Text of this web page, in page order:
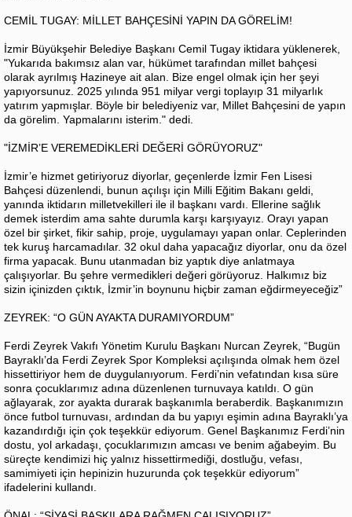
CEMİL TUGAY: MİLLET BAHÇESİNİ YAPIN DA GÖRELİM!
İzmir Büyükşehir Belediye Başkanı Cemil Tugay iktidara yüklenerek,
"Yukarıda bakımsız alan var, hükümet tarafından millet bahçesi
olarak ayrılmış Hazineye ait alan. Bize engel olmak için her şeyi
yapıyorsunuz. 2025 yılında 951 milyar vergi toplayıp 31 milyarlık
yatırım yapmışlar. Böyle bir belediyeniz var, Millet Bahçesini de yapın
da görelim. Yapmalarını isterim." dedi.
"İZMİR’E VEREMEDİKLERİ DEĞERİ GÖRÜYORUZ"
İzmir’e hizmet getiriyoruz diyorlar, geçenlerde İzmir Fen Lisesi
Bahçesi düzenlendi, bunun açılışı için Milli Eğitim Bakanı geldi,
yanında iktidarın milletvekilleri ile il başkanı vardı. Ellerine sağlık
demek isterdim ama sahte durumla karşı karşıyayız. Orayı yapan
özel bir şirket, fikir sahip, proje, uygulamayı yapan onlar. Ceplerinden
tek kuruş harcamadılar. 32 okul daha yapacağız diyorlar, onu da özel
firma yapacak. Bunu utanmadan biz yaptık diye anlatmaya
çalışıyorlar. Bu şehre vermedikleri değeri görüyoruz. Halkımız biz
sizin içinizden çıktık, İzmir’in boynunu hiçbir zaman eğdirmeyeceğiz”
ZEYREK: “O GÜN AYAKTA DURAMIYORDUM”
Ferdi Zeyrek Vakıfı Yönetim Kurulu Başkanı Nurcan Zeyrek, “Bugün
Bayraklı’da Ferdi Zeyrek Spor Kompleksi açılışında olmak hem özel
hissettiriyor hem de duygulanıyorum. Ferdi’nin vefatından kısa süre
sonra çocuklarımız adına düzenlenen turnuvaya katıldı. O gün
ağlayarak, zor ayakta durarak başkanımla beraberdik. Başkanımızın
önce futbol turnuvası, ardından da bu yapıyı eşimin adına Bayraklı’ya
kazandırdığı için çok teşekkür ediyorum. Genel Başkanımız Ferdi’nin
dostu, yol arkadaşı, çocuklarımızın amcası ve benim ağabeyim. Bu
süreçte kendimizi hiç yalnız hissettirmediği, dostluğu, vefası,
samimiyeti için hepinizin huzurunda çok teşekkür ediyorum”
ifadelerini kullandı.